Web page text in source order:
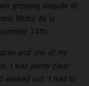
gripping dispute at
Motul de la
14th.
and one of my
I was pretty clear
worked out. I had to